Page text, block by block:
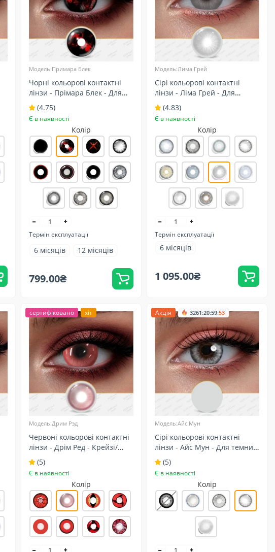
Модель:Примара Блек
Чорні кольорові контактні
лінзи - Прімара Блек - Для
світлих очей
(4.75)
Є в наявності
Колір
Термін експлуатації
6 місяців 12 місяців
799.00₴
Модель:Лима Грей
Сірі кольорові контактні
лінзи - Ліма Грей - Для
темних та світлих очей -
Натуральні
(4.83)
Є в наявності
Колір
Термін експлуатації
6 місяців
1 095.00₴
сертифіковано хіт
Модель:Дрим Рэд
Червоні кольорові контактні
лінзи - Дрім Ред - Крейзі/
Косплей - Карнавальні
(5)
Є в наявності
Колір
Акція 3261:20:59:51
Модель:Айс Мун
Сірі кольорові контактні
лінзи - Айс Мун - Для темних
очей - Натуральні
(5)
Є в наявності
Колір